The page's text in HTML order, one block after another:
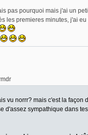
pas pourquoi mais j'ai un
les premieres minutes, j'ai
vu norrr? mais c'est la façon
d'assez sympathique dans